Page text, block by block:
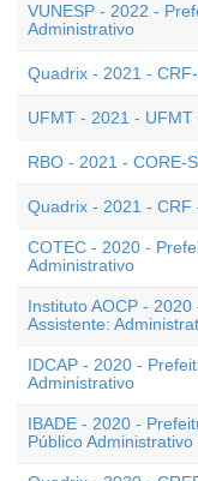
VUNESP - 2022 -
Administrativo
Quadrix - 2021 -
UFMT - 2021 - UFMT
RBO - 2021 - CORE-
Quadrix - 2021 - CRF
COTEC - 2020 -
Administrativo
Instituto AOCP -
Assistente:
IDCAP - 2020 -
Administrativo
IBADE - 2020 -
Público Administrativo